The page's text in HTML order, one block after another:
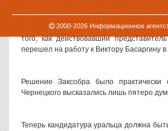
2000-2026Информационное
Злосчастное место вакантно уже в
того, как действовавший
перешел на работу к Виктору Басаргину
Решение Заксобра было практически
Чернецкого высказались лишь пятеро
Теперь кандидатура уральца должна